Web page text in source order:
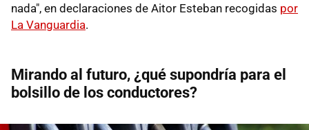
nada", en declaraciones de Aitor Esteban recogidas por
La Vanguardia.
Mirando al futuro, ¿qué supondría para el
bolsillo de los conductores?